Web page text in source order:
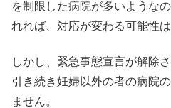
を制限した病院が多いような
れれば、対応が変わる可能性
しかし、緊急事態宣言が解除
引き続き妊婦以外の者の病院
ません。